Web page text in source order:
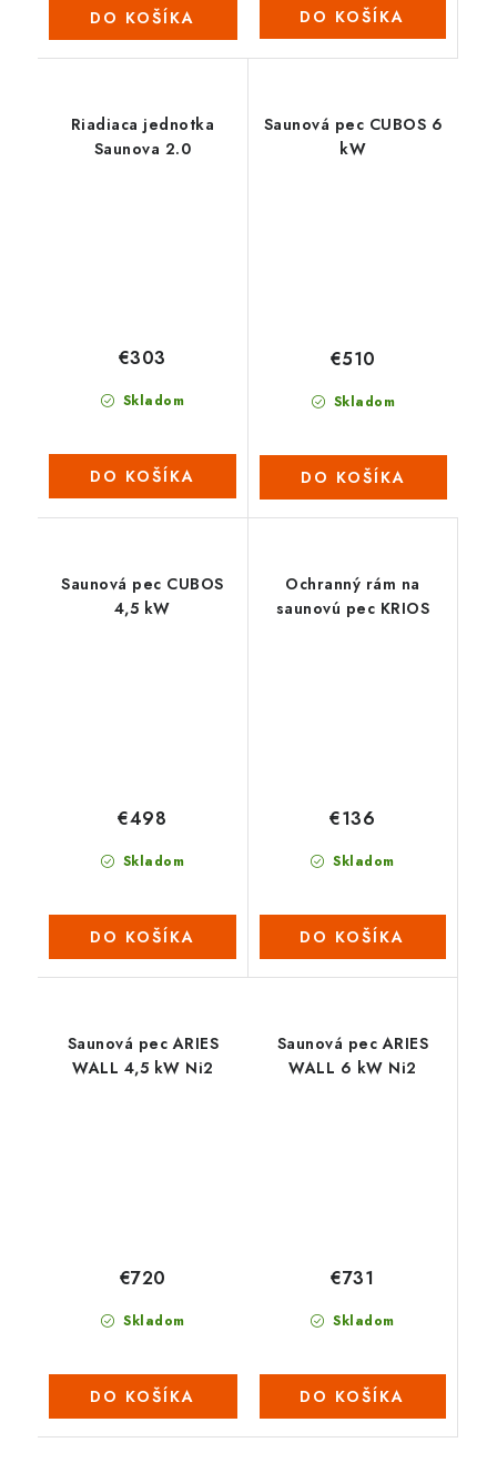
DO KOŠÍKA DO KOŠÍKA
Riadiaca jednotka
Saunova 2.0
Skladom
€303
DO KOŠÍKA
Saunová pec CUBOS 6
kW
Skladom
€510
DO KOŠÍKA
Saunová pec CUBOS
4,5 kW
Skladom
€498
DO KOŠÍKA
Ochranný rám na
saunovú pec KRIOS
Skladom
€136
DO KOŠÍKA
Saunová pec ARIES
WALL 4,5 kW Ni2
Skladom
€720
DO KOŠÍKA
Saunová pec ARIES
WALL 6 kW Ni2
Skladom
€731
DO KOŠÍKA